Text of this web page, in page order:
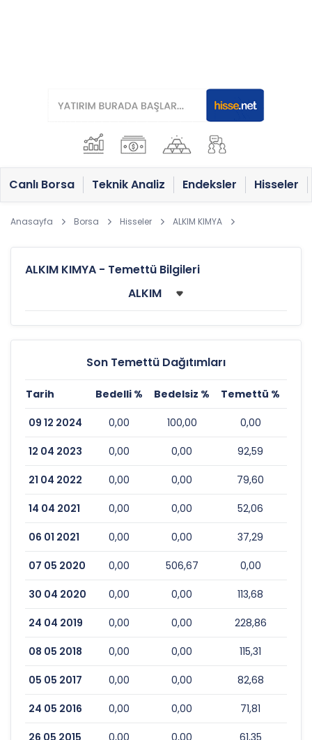
Canlı Borsa Teknik Analiz Endeksler Hisseler
Anasayfa Borsa Hisseler ALKIM KIMYA
ALKIM KIMYA - Temettü Bilgileri
Son Temettü Dağıtımları
Tarih Bedelli % Bedelsiz % Temettü %
09 12 2024 0,00 100,00 0,00
12 04 2023 0,00 0,00 92,59
21 04 2022 0,00 0,00 79,60
14 04 2021 0,00 0,00 52,06
06 01 2021 0,00 0,00 37,29
07 05 2020 0,00 506,67 0,00
30 04 2020 0,00 0,00 113,68
24 04 2019 0,00 0,00 228,86
08 05 2018 0,00 0,00 115,31
05 05 2017 0,00 0,00 82,68
24 05 2016 0,00 0,00 71,81
26 05 2015 0,00 0,00 61,35